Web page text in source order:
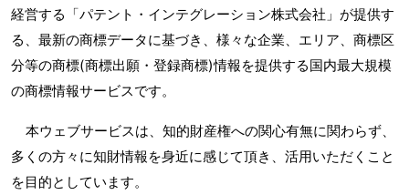
経営する「パテント・インテグレーション株式会社」が提供す
る、最新の商標データに基づき、様々な企業、エリア、商標区
分等の商標(商標出願・登録商標)情報を提供する国内最大規模
の商標情報サービスです。
本ウェブサービスは、知的財産権への関心有無に関わらず、
多くの方々に知財情報を身近に感じて頂き、活用いただくこと
を目的としています。